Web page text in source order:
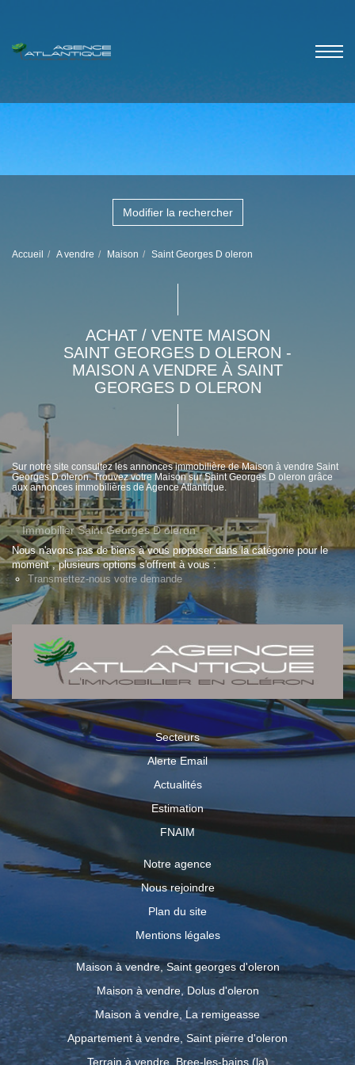
Modifier la rechercher
Accueil A vendre Maison Saint Georges D oleron
ACHAT / VENTE MAISON
SAINT GEORGES D OLERON -
MAISON A VENDRE À SAINT
GEORGES D OLERON
Sur notre site consultez les annonces immobilière de Maison à vendre Saint
Georges D oleron. Trouvez votre Maison sur Saint Georges D oleron grâce
aux annonces immobilières de Agence Atlantique.
Immobilier Saint Georges D oleron
Nous n'avons pas de biens à vous proposer dans la catégorie pour le
moment , plusieurs options s'offrent à vous :
Transmettez-nous votre demande
Secteurs
Alerte Email
Actualités
Estimation
FNAIM
Notre agence
Nous rejoindre
Plan du site
Mentions légales
Maison à vendre, Saint georges d'oleron
Maison à vendre, Dolus d'oleron
Maison à vendre, La remigeasse
Appartement à vendre, Saint pierre d'oleron
Terrain à vendre, Bree-les-bains (la)